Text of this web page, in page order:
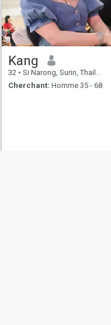
Kang
32 • Si Narong, Surin, Thailande
Cherchant: Homme 35 - 68